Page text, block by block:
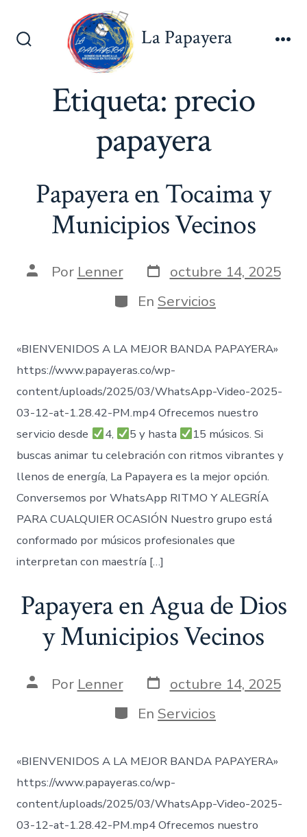
Alternar
La Papayera
Etiqueta:precio
papayera
Papayera en Tocaima y
Municipios Vecinos
AutorPor Lenner Fecha
de
publicación
octubre 14, 2025
Categorías
En Servicios
«BIENVENIDOS A LA MEJOR BANDA PAPAYERA»
https://www.papayeras.co/wp-
content/uploads/2025/03/WhatsApp-Video-2025-
03-12-at-1.28.42-PM.mp4 Ofrecemos nuestro
servicio desde
4, 5 y hasta
15 músicos. Si
buscas animar tu celebración con ritmos vibrantes y
llenos de energía, La Papayera es la mejor opción.
Conversemos por WhatsApp RITMO Y ALEGRÍA
PARA CUALQUIER OCASIÓN Nuestro grupo está
conformado por músicos profesionales que
interpretan con maestría […]
Papayera en Agua de Dios
y Municipios Vecinos
AutorPor Lenner Fecha
de
publicación
octubre 14, 2025
Categorías
En Servicios
«BIENVENIDOS A LA MEJOR BANDA PAPAYERA»
https://www.papayeras.co/wp-
content/uploads/2025/03/WhatsApp-Video-2025-
03-12-at-1.28.42-PM.mp4 Ofrecemos nuestro